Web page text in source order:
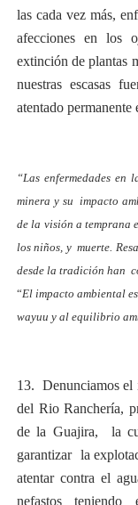
las cada vez más,
afecciones en los
extinción de plantas
nuestras escasas
atentado
“Las enfermedades
minera y su impacto
de la visión a temprana
los niños, y muerte.
desde la tradición han
“El impacto ambiental
wayuu y al equilibrio
13. Denunciamos el
del Rio Ranchería,
de la Guajira, la
garantizar la
atentar contra el
nefastos